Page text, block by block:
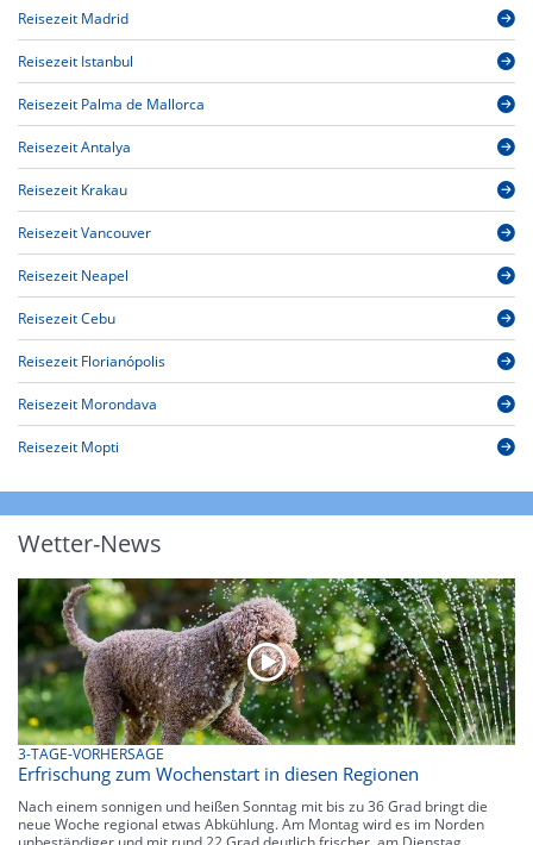
Reisezeit Madrid
Reisezeit Istanbul
Reisezeit Palma de Mallorca
Reisezeit Antalya
Reisezeit Krakau
Reisezeit Vancouver
Reisezeit Neapel
Reisezeit Cebu
Reisezeit Florianópolis
Reisezeit Morondava
Reisezeit Mopti
Wetter-News
3-TAGE-VORHERSAGE
Erfrischung zum Wochenstart in diesen Regionen
Nach einem sonnigen und heißen Sonntag mit bis zu 36 Grad bringt die
neue Woche regional etwas Abkühlung. Am Montag wird es im Norden